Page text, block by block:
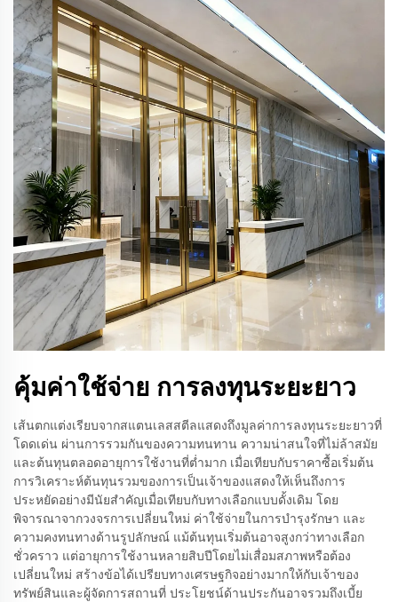
คุ้มค่าใช้จ่าย การลงทุนระยะยาว
เส้นตกแต่งเรียบจากสแตนเลสสตีลแสดงถึงมูลค่าการลงทุนระยะยาวที่
โดดเด่น ผ่านการรวมกันของความทนทาน ความน่าสนใจที่ไม่ล้าสมัย
และต้นทุนตลอดอายุการใช้งานที่ต่ำมาก เมื่อเทียบกับราคาซื้อเริ่มต้น
การวิเคราะห์ต้นทุนรวมของการเป็นเจ้าของแสดงให้เห็นถึงการ
ประหยัดอย่างมีนัยสำคัญเมื่อเทียบกับทางเลือกแบบดั้งเดิม โดย
พิจารณาจากวงจรการเปลี่ยนใหม่ ค่าใช้จ่ายในการบำรุงรักษา และ
ความคงทนทางด้านรูปลักษณ์ แม้ต้นทุนเริ่มต้นอาจสูงกว่าทางเลือก
ชั่วคราว แต่อายุการใช้งานหลายสิบปีโดยไม่เสื่อมสภาพหรือต้อง
เปลี่ยนใหม่ สร้างข้อได้เปรียบทางเศรษฐกิจอย่างมากให้กับเจ้าของ
ทรัพย์สินและผู้จัดการสถานที่ ประโยชน์ด้านประกันอาจรวมถึงเบี้ย